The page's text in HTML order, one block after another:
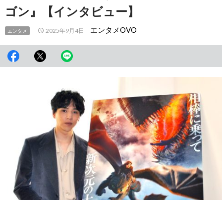
ゴン』【インタビュー】
エンタメ 2025年9月4日 エンタメOVO